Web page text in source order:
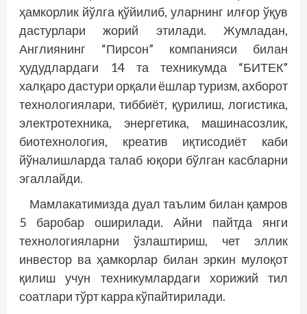
ҳамкорлик йўлга қўйилиб, уларнинг илғор ўқув
дастурлари жорий этилади. Жумладан,
Англиянинг “Пирсон” компанияси билан
ҳудудлардаги 14 та техникумда “БИТЕК”
халқаро дастури орқали ёшлар туризм, ахборот
технологиялари, тиббиёт, қурилиш, логистика,
электротехника, энергетика, машинасозлик,
биотехнология, креатив иқтисодиёт каби
йўналишларда талаб юқори бўлган касбларни
эгаллайди.
Мамлакатимизда дуал таълим билан қамров
5 баробар оширилади. Айни пайтда янги
технологияларни ўзлаштириш, чет эллик
инвестор ва ҳамкорлар билан эркин мулоқот
қилиш учун техникумлардаги хорижий тил
соатлари тўрт карра кўпайтирилади.